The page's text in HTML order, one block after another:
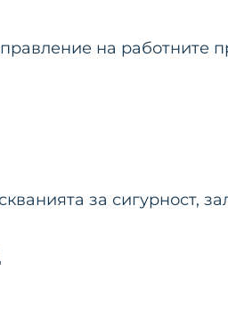
на работните
за сигурност,